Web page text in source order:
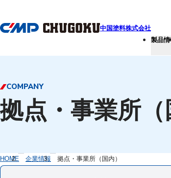
中国塗料株式会社
製品情
COMPANY
拠点・事業所（
HOME 企業情報 拠点・事業所（国内）